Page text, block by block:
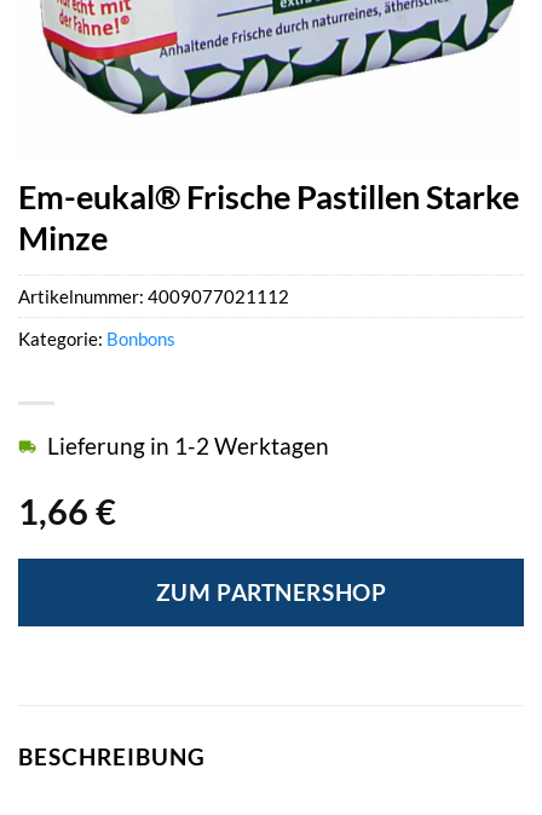
Em-eukal® Frische Pastillen Starke
Minze
1,66 €
Lieferung in 1-2 Werktagen
ZUM PARTNERSHOP
Artikelnummer: 4009077021112
Kategorie: Bonbons
BESCHREIBUNG